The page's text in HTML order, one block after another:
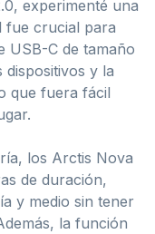
experimenté una
fue crucial para
USB-C de tamaño
y la
que fuera fácil
los Arctis Nova
de duración,
y medio sin tener
la función